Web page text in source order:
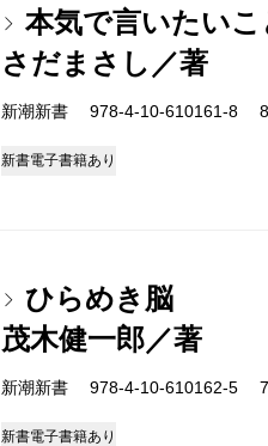
本気で言いたいこ
さだまさし／著
新潮新書 978-4-10-610161-8
新書電子書籍あり
ひらめき脳
茂木健一郎／著
新潮新書 978-4-10-610162-5
新書電子書籍あり